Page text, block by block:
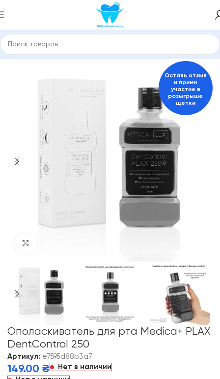
Главная 149291257
Оставь отзыв
и прими
участие в
розыгрыше
щетки
Ополаскиватель для рта Medica+ PLAX
DentControl 250
Артикул: e7595d88b3a7
149.00 ₴
Нет в наличии